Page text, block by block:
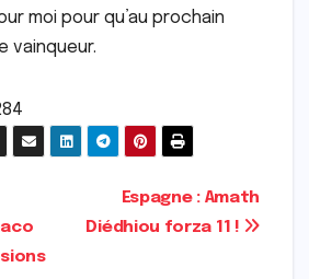
moi pour qu’au prochain
vainqueur.
Espagne : Amath
Diédhiou forza 11 !